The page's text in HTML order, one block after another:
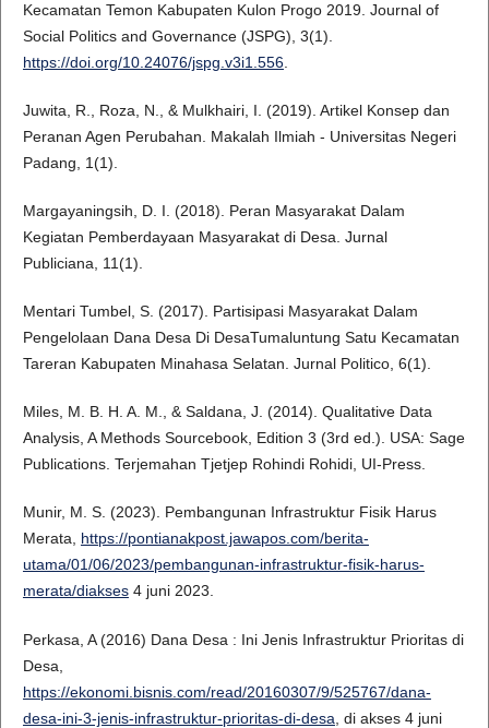
Kecamatan Temon Kabupaten Kulon Progo 2019. Journal of
Social Politics and Governance (JSPG), 3(1).
https://doi.org/10.24076/jspg.v3i1.556.
Juwita, R., Roza, N., & Mulkhairi, I. (2019). Artikel Konsep dan
Peranan Agen Perubahan. Makalah Ilmiah - Universitas Negeri
Padang, 1(1).
Margayaningsih, D. I. (2018). Peran Masyarakat Dalam
Kegiatan Pemberdayaan Masyarakat di Desa. Jurnal
Publiciana, 11(1).
Mentari Tumbel, S. (2017). Partisipasi Masyarakat Dalam
Pengelolaan Dana Desa Di DesaTumaluntung Satu Kecamatan
Tareran Kabupaten Minahasa Selatan. Jurnal Politico, 6(1).
Miles, M. B. H. A. M., & Saldana, J. (2014). Qualitative Data
Analysis, A Methods Sourcebook, Edition 3 (3rd ed.). USA: Sage
Publications. Terjemahan Tjetjep Rohindi Rohidi, UI-Press.
Munir, M. S. (2023). Pembangunan Infrastruktur Fisik Harus
Merata, https://pontianakpost.jawapos.com/berita-
utama/01/06/2023/pembangunan-infrastruktur-fisik-harus-
merata/diakses4 juni 2023.
Perkasa, A (2016) Dana Desa : Ini Jenis Infrastruktur Prioritas di
Desa,
https://ekonomi.bisnis.com/read/20160307/9/525767/dana-
desa-ini-3-jenis-infrastruktur-prioritas-di-desa , di akses 4 juni